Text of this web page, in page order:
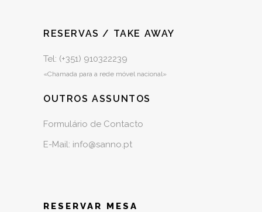
RESERVAS / TAKE AWAY
Tel: (+351) 910322239
«Chamada para a rede móvel nacional»
OUTROS ASSUNTOS
Formulário de Contacto
E-Mail: info@sanno.pt
RESERVAR MESA